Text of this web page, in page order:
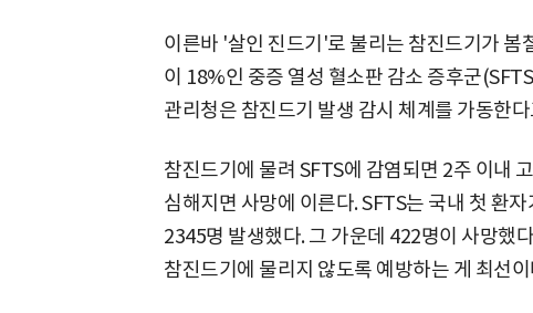
이른바 '살인 진드기'로 불리는 참진드기가 봄
이 18%인 중증 열성 혈소판 감소 증후군
관리청은 참진드기 발생 감시 체계를 가동한
참진드기에 물려 SFTS에 감염되면 2주 이내
심해지면 사망에 이른다. SFTS는 국내 첫 환
2345명 발생했다. 그 가운데 422명이 사망했
참진드기에 물리지 않도록 예방하는 게 최선